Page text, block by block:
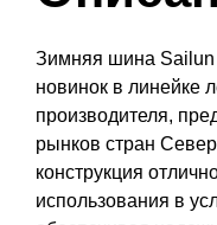
Зимняя шина Sailun
новинок в линейке
производителя,
рынков стран
конструкция
использования в